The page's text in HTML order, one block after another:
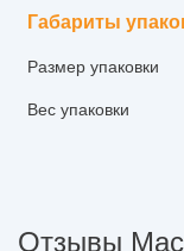
Габариты
Размер упаковки
Вес упаковки
Отзывы